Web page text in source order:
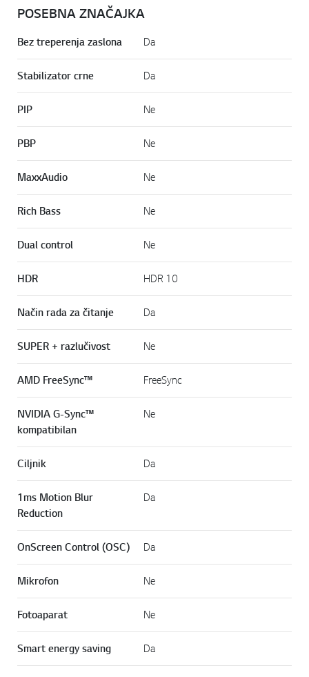
POSEBNA ZNAČAJKA
Bez treperenja zaslona Da
Stabilizator crne Da
PIP Ne
PBP Ne
MaxxAudio Ne
Rich Bass Ne
Dual control Ne
HDR HDR 10
Način rada za čitanje Da
SUPER + razlučivost Ne
AMD FreeSync™ FreeSync
NVIDIA G-Sync™
kompatibilan
Ne
Ciljnik Da
1ms Motion Blur
Reduction
Da
OnScreen Control (OSC) Da
Mikrofon Ne
Fotoaparat Ne
Smart energy saving Da